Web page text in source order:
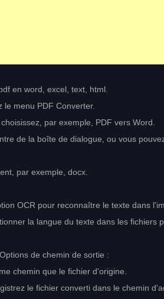
en word, excel, text, html.
le menu PDF Converter.
par exemple, PDF vers Word.
de la boîte de dialogue, ou vous
par exemple, docx.
OCR pour reconnaître le texte dans
la langue du texte dans les fichiers
de chemin de sortie :
chemin que le fichier d'origine.
le fichier converti dans le chemin